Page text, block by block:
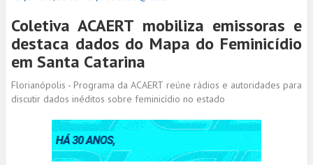
Coletiva ACAERT mobiliza emissoras e
destaca dados do Mapa do Feminicídio
em Santa Catarina
Florianópolis - Programa da ACAERT reúne rádios e autoridades para
discutir dados inéditos sobre feminicídio no estado